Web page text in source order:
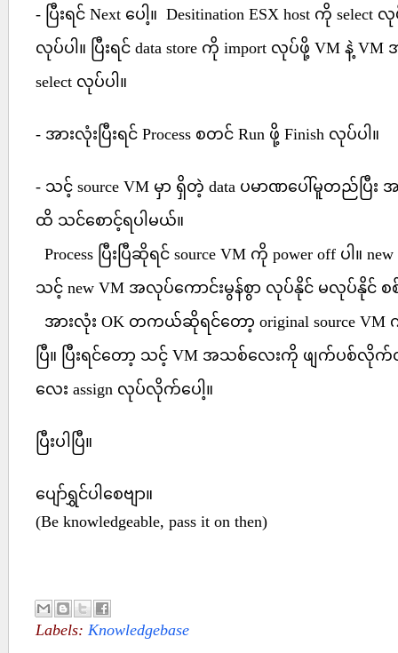
- ပြီးရင် Next ပေါ့။ Desitination ESX host ကို select လု
လုပ်ပါ။ ပြီးရင် data store ကို import လုပ်ဖို့ VM နဲ့
select လုပ်ပါ။
- အားလုံးပြီးရင် Process စတင် Run ဖို့ Finish လုပ်ပါ။
- သင့် source VM မှာ ရှိတဲ့ data ပမာဏပေါ်မူတည်ပြီ
ထိ သင်စောင့်ရပါမယ်။
Process ပြီးပြီဆိုရင် source VM ကို power off ပါ။
သင့် new VM အလုပ်ကောင်းမွန်စွာ လုပ်နိုင် မလုပ်နိုင် စ
အားလုံး OK တကယ်ဆိုရင်တော့ original source VM
ပြီ။ ပြီးရင်တော့ သင့် VM အသစ်လေးကို ဖျက်ပစ်လို
လေး assign လုပ်လိုက်ပေါ့။
ပြီးပါပြီ။
ပျော်ရွှင်ပါစေဗျာ။
(Be knowledgeable, pass it on then)
Labels: Knowledgebase